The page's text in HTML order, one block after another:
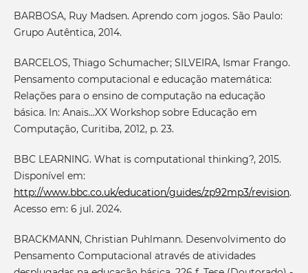
BARBOSA, Ruy Madsen. Aprendo com jogos. São Paulo:
Grupo Autêntica, 2014.
BARCELOS, Thiago Schumacher; SILVEIRA, Ismar Frango.
Pensamento computacional e educação matemática:
Relações para o ensino de computação na educação
básica. In: Anais...XX Workshop sobre Educação em
Computação, Curitiba, 2012, p. 23.
BBC LEARNING. What is computational thinking?, 2015.
Disponível em:
http://www.bbc.co.uk/education/guides/zp92mp3/revision.
Acesso em: 6 jul. 2024.
BRACKMANN, Christian Puhlmann. Desenvolvimento do
Pensamento Computacional através de atividades